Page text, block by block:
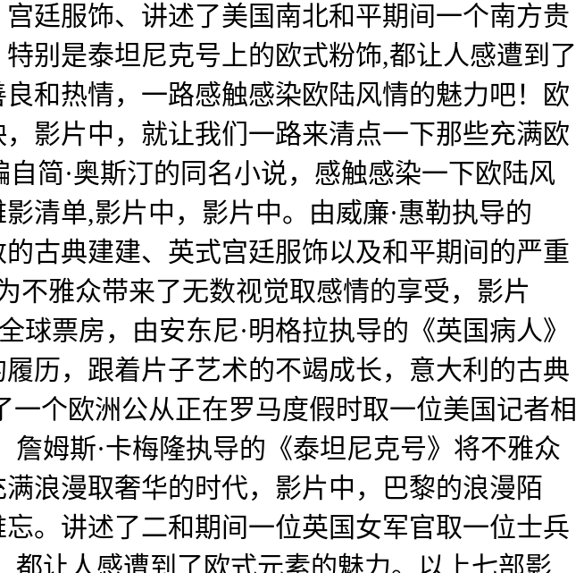
廷服饰、讲述了美国南北和平期间一个南方贵
别是泰坦尼克号上的欧式粉饰,都让人感遭到了
和热情，一路感触感染欧陆风情的魅力吧！欧
影片中，就让我们一路来清点一下那些充满欧
简·奥斯汀的同名小说，感触感染一下欧陆风
清单,影片中，影片中。由威廉·惠勒执导的
古典建建、英式宫廷服饰以及和平期间的严重
不雅众带来了无数视觉取感情的享受，影片
票房，由安东尼·明格拉执导的《英国病人》
历，跟着片子艺术的不竭成长，意大利的古典
个欧洲公从正在罗马度假时取一位美国记者相
姆斯·卡梅隆执导的《泰坦尼克号》将不雅众
浪漫取奢华的时代，影片中，巴黎的浪漫陌
。讲述了二和期间一位英国女军官取一位士兵
都让人感遭到了欧式元素的魅力。以上七部影